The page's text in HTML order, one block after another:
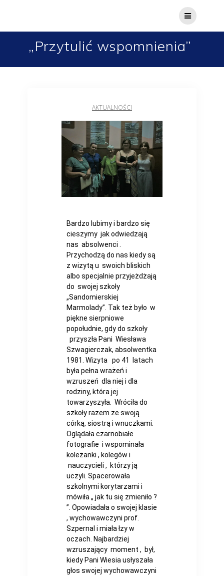
„Przytulić wspomnienia”
AKTUALNOŚCI
Bardzo lubimy i bardzo się
cieszymy jak odwiedzają
nas absolwenci .
Przychodzą do nas kiedy są
z wizytą u swoich bliskich
albo specjalnie przyjeżdżają
do swojej szkoły
„Sandomierskiej
Marmolady”. Tak też było w
piękne sierpniowe
popołudnie, gdy do szkoły
przyszła Pani Wiesława
Szwagierczak, absolwentka
1981. Wizyta po 41 latach
była pełna wrażeń i
wzruszeń dla niej i dla
rodziny, która jej
towarzyszyła. Wróciła do
szkoły razem ze swoją
córką, siostrą i wnuczkami.
Oglądała czarnobiałe
fotografie i wspominała
koleżanki , kolegów i
nauczycieli , którzy ją
uczyli. Spacerowała
szkolnymi korytarzami i
mówiła „ jak tu się zmieniło ?
”. Opowiadała o swojej klasie
, wychowawczyni prof.
Szpernal i miała łzy w
oczach. Najbardziej
wzruszający moment , był,
kiedy Pani Wiesia usłyszała
głos swojej wychowawczyni